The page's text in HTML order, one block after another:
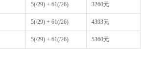
5(/29) + 61(/26) 3260元
5(/29) + 61(/26) 4393元
5(/29) + 61(/26) 5360元